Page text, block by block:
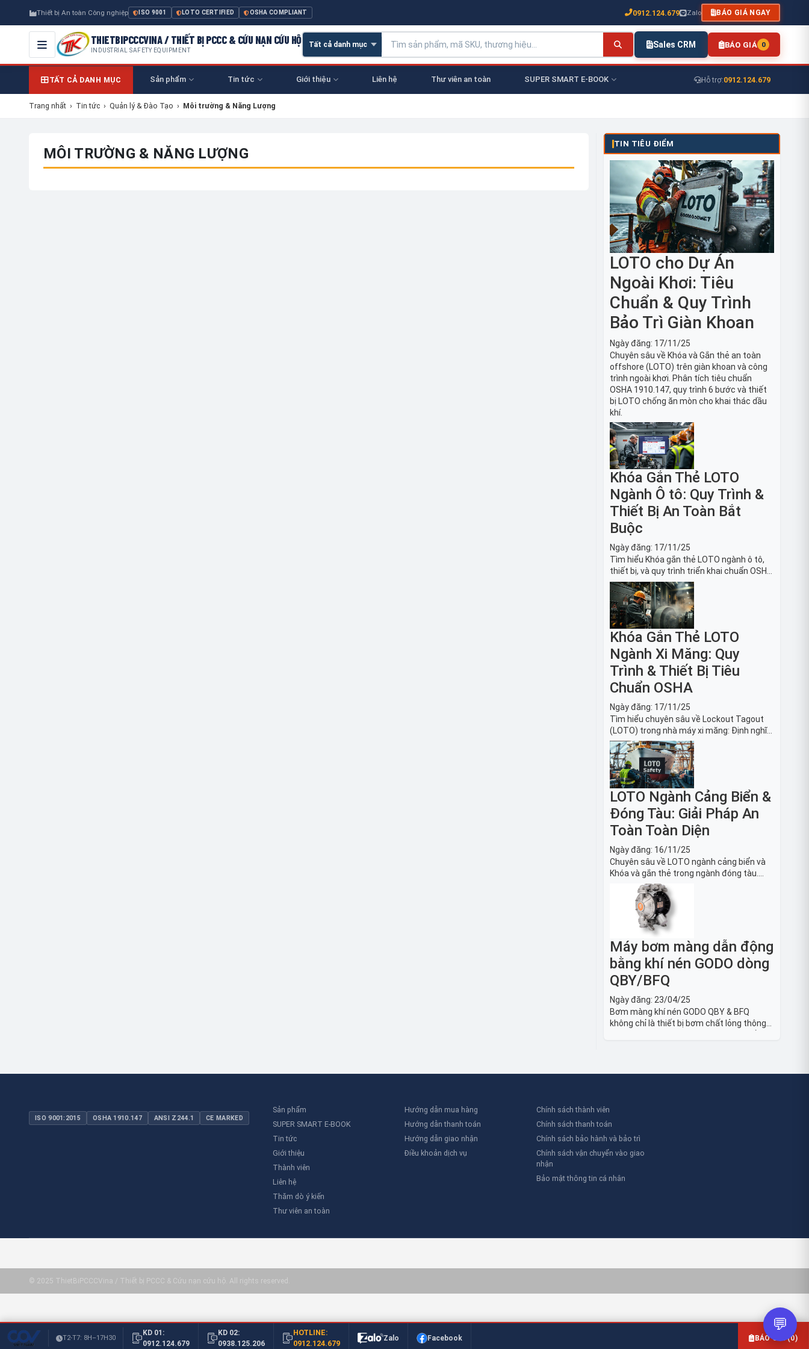
Thiết bị An toàn Công nghiệp ISO 9001 LOTO CERTIFIED OSHA COMPLIANT 0912.124.679 Zalo BÁO GIÁ NGAY
THIETBIPCCCVINA / THIẾT BỊ PCCC & CỨU NẠN CỨU HỘ
INDUSTRIAL SAFETY EQUIPMENT
Sales CRM BÁO GIÁ 0
TẤT CẢ DANH MỤC Sản phẩm Tin tức Giới thiệu Liên hệ Thư viên an toàn SUPER SMART E-BOOK Hỗ trợ:0912.124.679
Trang nhất › Tin tức › Quản lý & Đào Tạo › Môi trường & Năng Lượng
MÔI TRƯỜNG & NĂNG LƯỢNG
TIN TIÊU ĐIỂM
LOTO cho Dự Án
Ngoài Khơi: Tiêu
Chuẩn & Quy Trình
Bảo Trì Giàn Khoan
Ngày đăng: 17/11/25
Chuyên sâu về Khóa và Gắn thẻ an toàn
offshore (LOTO) trên giàn khoan và công
trình ngoài khơi. Phân tích tiêu chuẩn
OSHA 1910.147, quy trình 6 bước và thiết
bị LOTO chống ăn mòn cho khai thác dầu
khí.
Khóa Gắn Thẻ LOTO
Ngành Ô tô: Quy Trình &
Thiết Bị An Toàn Bắt
Buộc
Ngày đăng: 17/11/25
Tìm hiểu Khóa gắn thẻ LOTO ngành ô tô,
thiết bị, và quy trình triển khai chuẩn OSHA
1910.147. Bảo trì an toàn cho robot, băng
tải sản xuất ô tô và dây chuyền lắp ráp xe
hơi.
Khóa Gắn Thẻ LOTO
Ngành Xi Măng: Quy
Trình & Thiết Bị Tiêu
Chuẩn OSHA
Ngày đăng: 17/11/25
Tìm hiểu chuyên sâu về Lockout Tagout
(LOTO) trong nhà máy xi măng: Định nghĩa,
tiêu chuẩn OSHA, quy trình 6 bước và danh
sách thiết bị LOTO thiết yếu. Giải pháp bảo
trì lò nung, máy nghiền an toàn.
LOTO Ngành Cảng Biển &
Đóng Tàu: Giải Pháp An
Toàn Toàn Diện
Ngày đăng: 16/11/25
Chuyên sâu về LOTO ngành cảng biển và
Khóa và gắn thẻ trong ngành đóng tàu.
Hướng dẫn chi tiết quy trình, tiêu chuẩn
OSHA, thiết bị và Giải pháp LOTO trong
công nghiệp đóng tàu toàn diện.
Máy bơm màng dẫn động
bằng khí nén GODO dòng
QBY/BFQ
Ngày đăng: 23/04/25
Bơm màng khí nén GODO QBY & BFQ
không chỉ là thiết bị bơm chất lỏng thông
ISO 9001:2015 OSHA 1910.147 ANSI Z244.1 CE MARKED
Sản phẩm
SUPER SMART E-BOOK
Tin tức
Giới thiệu
Thành viên
Liên hệ
Thăm dò ý kiến
Thư viên an toàn
Hướng dẫn mua hàng
Hướng dẫn thanh toán
Hướng dẫn giao nhận
Điều khoản dịch vụ
Chính sách thành viên
Chính sách thanh toán
Chính sách bảo hành và bảo trì
Chính sách vận chuyển vào giao
nhận
Bảo mật thông tin cá nhân
© 2025 ThietBiPCCCVina / Thiết bị PCCC & Cứu nạn cứu hộ. All rights reserved.
T2-T7: 8H–17H30
KD 01:
0912.124.679
KD 02:
0938.125.206
HOTLINE:
0912.124.679
Zalo Facebook BÁO GIÁ (0)
💬